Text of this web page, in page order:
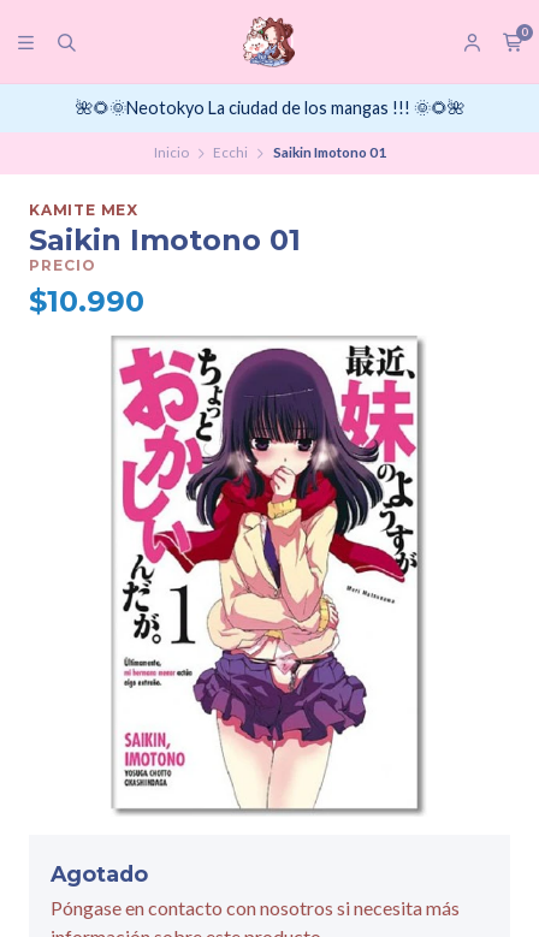
0
🌺🌻🌞Neotokyo La ciudad de los mangas !!! 🌞🌻🌺
Inicio Ecchi Saikin Imotono 01
KAMITE MEX
Saikin Imotono 01
PRECIO
$10.990
Agotado
Póngase en contacto con nosotros si necesita más